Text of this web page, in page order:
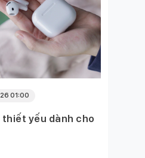
01:00
thiết yếu dành cho